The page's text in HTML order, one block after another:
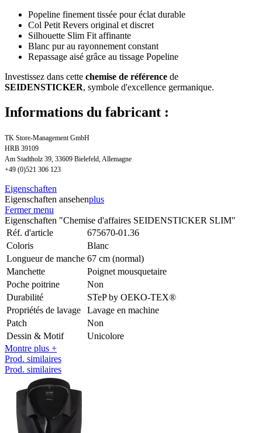
Popeline finement tissée pour éclat durable
Col Petit Revers original et discret
Silhouette Slim Fit affinante
Blanc pur au rayonnement constant
Repassage aisé grâce au tissage Popeline
Investissez dans cette chemise de référence de
SEIDENSTICKER, symbole d'excellence germanique.
Informations du fabricant :
TK Store-Management GmbH
HRB 39109
Am Stadtholz 39, 33609 Bielefeld, Allemagne
+49 (0)521 306 123
Eigenschaften
Eigenschaften ansehenplus
Fermer menu
Eigenschaften "Chemise d'affaires SEIDENSTICKER SLIM"
Réf. d'article
675670-01.36
Coloris
Blanc
Longueur de manche 67 cm (normal)
Manchette
Poignet mousquetaire
Poche poitrine
Non
Durabilité
STeP by OEKO-TEX®
Propriétés de lavage
Lavage en machine
Patch
Non
Dessin & Motif
Unicolore
Montre plus +
Prod. similaires
Prod. similaires